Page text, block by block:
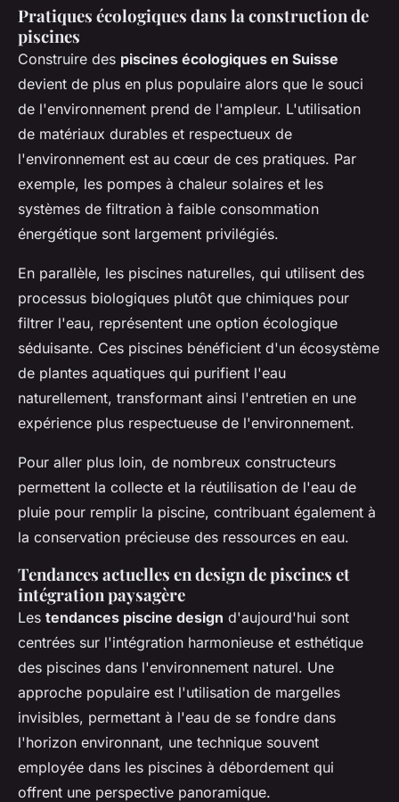
Pratiques écologiques dans la construction de
piscines
Construire des piscines écologiques en Suisse
devient de plus en plus populaire alors que le souci
de l'environnement prend de l'ampleur. L'utilisation
de matériaux durables et respectueux de
l'environnement est au cœur de ces pratiques. Par
exemple, les pompes à chaleur solaires et les
systèmes de filtration à faible consommation
énergétique sont largement privilégiés.
En parallèle, les piscines naturelles, qui utilisent des
processus biologiques plutôt que chimiques pour
filtrer l'eau, représentent une option écologique
séduisante. Ces piscines bénéficient d'un écosystème
de plantes aquatiques qui purifient l'eau
naturellement, transformant ainsi l'entretien en une
expérience plus respectueuse de l'environnement.
Pour aller plus loin, de nombreux constructeurs
permettent la collecte et la réutilisation de l'eau de
pluie pour remplir la piscine, contribuant également à
la conservation précieuse des ressources en eau.
Tendances actuelles en design de piscines et
intégration paysagère
Les tendances piscine design d'aujourd'hui sont
centrées sur l'intégration harmonieuse et esthétique
des piscines dans l'environnement naturel. Une
approche populaire est l'utilisation de margelles
invisibles, permettant à l'eau de se fondre dans
l'horizon environnant, une technique souvent
employée dans les piscines à débordement qui
offrent une perspective panoramique.